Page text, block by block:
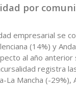
por
empresarial se
(14%) y
al año anterior
registra
La Mancha (-